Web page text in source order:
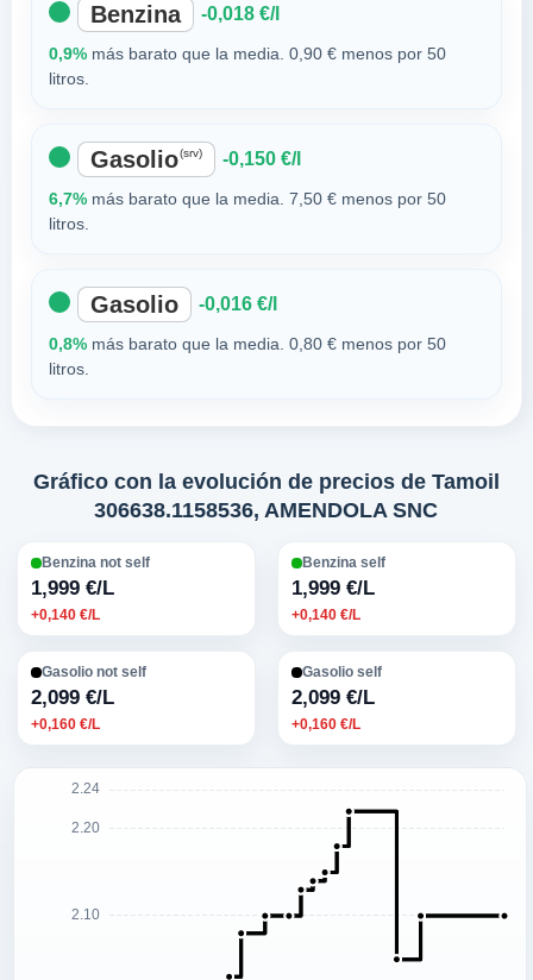
Benzina -0,018 €/l
0,9%más barato que la media. 0,90 € menos por 50
litros.
Gasolio(srv) -0,150 €/l
6,7%más barato que la media. 7,50 € menos por 50
litros.
Gasolio -0,016 €/l
0,8%más barato que la media. 0,80 € menos por 50
litros.
Gráfico con la evolución de precios de Tamoil
306638.1158536, AMENDOLA SNC
Benzina not self
1,999 €/L
+0,140 €/L
Benzina self
1,999 €/L
+0,140 €/L
Gasolio not self
2,099 €/L
+0,160 €/L
Gasolio self
2,099 €/L
+0,160 €/L